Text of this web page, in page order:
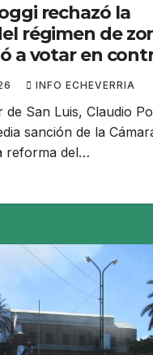
rechazó la
régimen de
a votar en
INFO ECHEVERRIA
de San Luis, Claudio
sanción de la
reforma del…